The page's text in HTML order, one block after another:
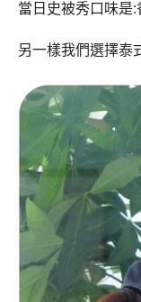
當日史被秀口味是:
另一樣我們選擇泰